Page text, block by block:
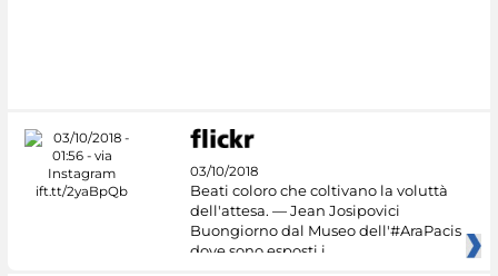
03/10/2018
Beati coloro che coltivano la voluttà
dell'attesa. — Jean Josipovici
Buongiorno dal Museo dell'#AraPacis
dove sono esposti i